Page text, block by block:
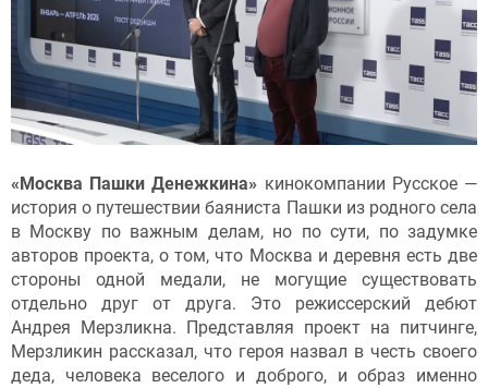
«Москва Пашки Денежкина» кинокомпании Русское —
история о путешествии баяниста Пашки из родного села
в Москву по важным делам, но по сути, по задумке
авторов проекта, о том, что Москва и деревня есть две
стороны одной медали, не могущие существовать
отдельно друг от друга. Это режиссерский дебют
Андрея Мерзликна. Представляя проект на питчинге,
Мерзликин рассказал, что героя назвал в честь своего
деда, человека веселого и доброго, и образ именно